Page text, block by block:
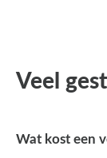
Veel
Wat kost een